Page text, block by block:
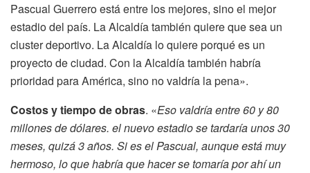
Pascual Guerrero está entre los mejores, sino el mejor
estadio del país. La Alcaldía también quiere que sea un
cluster deportivo. La Alcaldía lo quiere porqué es un
proyecto de ciudad. Con la Alcaldía también habría
prioridad para América, sino no valdría la pena».
Costos y tiempo de obras. «Eso valdría entre 60 y 80
millones de dólares. el nuevo estadio se tardaría unos 30
meses, quizá 3 años. Si es el Pascual, aunque está muy
hermoso, lo que habría que hacer se tomaría por ahí un